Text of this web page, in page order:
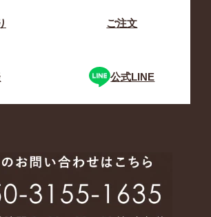
ご注文
公式LINE